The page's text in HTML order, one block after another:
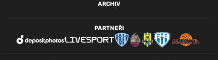
ARCHIV
PARTNEŘI